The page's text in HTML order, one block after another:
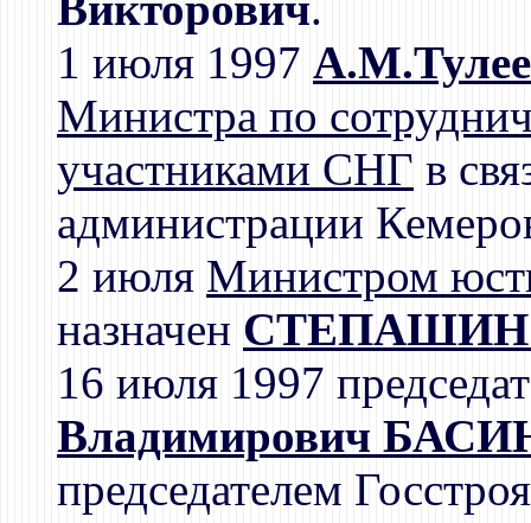
1 июля 1997
Министра по
участниками СНГ в
администрации
2 июля Министром
назначен СТЕПАШИН
16 июля 1997
Владимирович
председателем